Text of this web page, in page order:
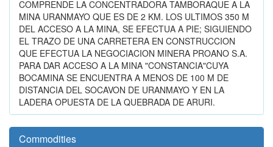
COMPRENDE LA CONCENTRADORA TAMBORAQUE A LA
MINA URANMAYO QUE ES DE 2 KM. LOS ULTIMOS 350 M
DEL ACCESO A LA MINA, SE EFECTUA A PIE; SIGUIENDO
EL TRAZO DE UNA CARRETERA EN CONSTRUCCION
QUE EFECTUA LA NEGOCIACION MINERA PROANO S.A.
PARA DAR ACCESO A LA MINA "CONSTANCIA"CUYA
BOCAMINA SE ENCUENTRA A MENOS DE 100 M DE
DISTANCIA DEL SOCAVON DE URANMAYO Y EN LA
LADERA OPUESTA DE LA QUEBRADA DE ARURI.
Commodities